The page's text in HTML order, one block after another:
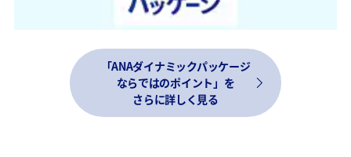
「ANAダイナミックパッケージ
ならではのポイント」を
さらに詳しく見る